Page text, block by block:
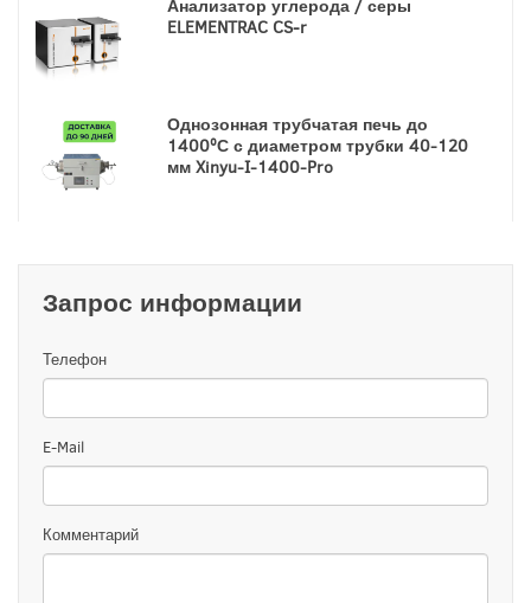
Запрос информации
Телефон
E-Mail
Комментарий
Анализатор углерода / серы
ELEMENTRAC CS‑r
Однозонная трубчатая печь до
1400ºС с диаметром трубки 40-120
мм Xinyu-I-1400-Pro